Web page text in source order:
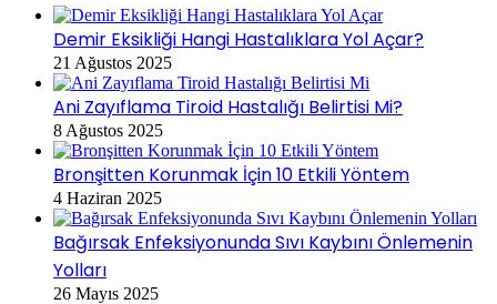
Demir Eksikliği Hangi Hastalıklara Yol Açar?
21 Ağustos 2025
Ani Zayıflama Tiroid Hastalığı Belirtisi Mi?
8 Ağustos 2025
Bronşitten Korunmak İçin 10 Etkili Yöntem
4 Haziran 2025
Bağırsak Enfeksiyonunda Sıvı Kaybını Önlemenin
Yolları
26 Mayıs 2025